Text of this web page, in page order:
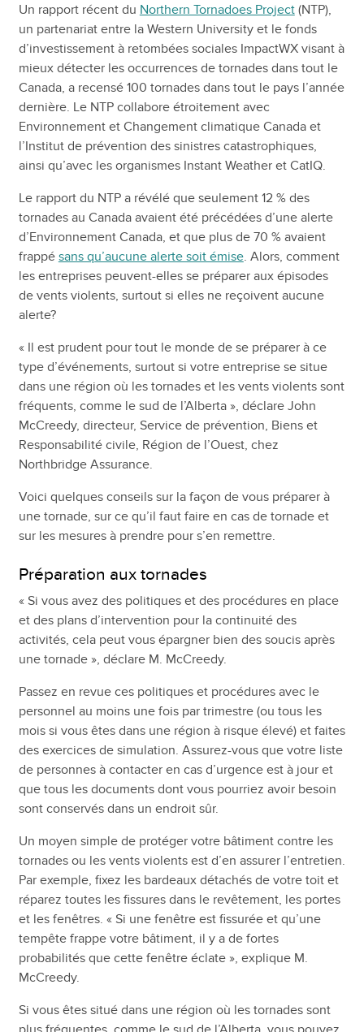
Un rapport récent du Northern Tornadoes Project(NTP),
un partenariat entre la Western University et le fonds
d’investissement à retombées sociales ImpactWX visant à
mieux détecter les occurrences de tornades dans tout le
Canada, a recensé 100 tornades dans tout le pays l’année
dernière. Le NTP collabore étroitement avec
Environnement et Changement climatique Canada et
l’Institut de prévention des sinistres catastrophiques,
ainsi qu’avec les organismes Instant Weather et CatIQ.
Le rapport du NTP a révélé que seulement 12 % des
tornades au Canada avaient été précédées d’une alerte
d’Environnement Canada, et que plus de 70 % avaient
frappé sans qu’aucune alerte soit émise. Alors, comment
les entreprises peuvent-elles se préparer aux épisodes
de vents violents, surtout si elles ne reçoivent aucune
alerte?
« Il est prudent pour tout le monde de se préparer à ce
type d’événements, surtout si votre entreprise se situe
dans une région où les tornades et les vents violents sont
fréquents, comme le sud de l’Alberta », déclare John
McCreedy, directeur, Service de prévention, Biens et
Responsabilité civile, Région de l’Ouest, chez
Northbridge Assurance.
Voici quelques conseils sur la façon de vous préparer à
une tornade, sur ce qu’il faut faire en cas de tornade et
sur les mesures à prendre pour s’en remettre.
Préparation aux tornades
« Si vous avez des politiques et des procédures en place
et des plans d’intervention pour la continuité des
activités, cela peut vous épargner bien des soucis après
une tornade », déclare M. McCreedy.
Passez en revue ces politiques et procédures avec le
personnel au moins une fois par trimestre (ou tous les
mois si vous êtes dans une région à risque élevé) et faites
des exercices de simulation. Assurez-vous que votre liste
de personnes à contacter en cas d’urgence est à jour et
que tous les documents dont vous pourriez avoir besoin
sont conservés dans un endroit sûr.
Un moyen simple de protéger votre bâtiment contre les
tornades ou les vents violents est d’en assurer l’entretien.
Par exemple, fixez les bardeaux détachés de votre toit et
réparez toutes les fissures dans le revêtement, les portes
et les fenêtres. « Si une fenêtre est fissurée et qu’une
tempête frappe votre bâtiment, il y a de fortes
probabilités que cette fenêtre éclate », explique M.
McCreedy.
Si vous êtes situé dans une région où les tornades sont